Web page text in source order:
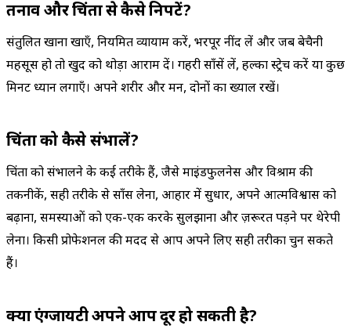
तनाव और चिंता से कैसे निपटें?
संतुलित खाना खाएँ, नियमित व्यायाम करें, भरपूर नींद लें और जब बेचैनी
महसूस हो तो खुद को थोड़ा आराम दें। गहरी साँसें लें, हल्का स्ट्रेच करें या कुछ
मिनट ध्यान लगाएँ। अपने शरीर और मन, दोनों का ख्याल रखें।
चिंता को कैसे संभालें?
चिंता को संभालने के कई तरीके हैं, जैसे माइंडफुलनेस और विश्राम की
तकनीकें, सही तरीके से साँस लेना, आहार में सुधार, अपने आत्मविश्वास को
बढ़ाना, समस्याओं को एक-एक करके सुलझाना और ज़रूरत पड़ने पर थेरेपी
लेना। किसी प्रोफेशनल की मदद से आप अपने लिए सही तरीका चुन सकते
हैं।
क्या एंग्जायटी अपने आप दूर हो सकती है?